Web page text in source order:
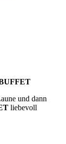
und dann
liebevoll